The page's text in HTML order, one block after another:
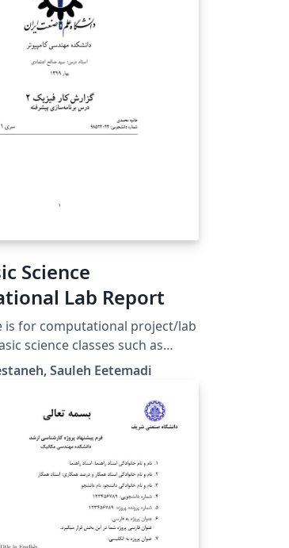
Science
Lab Report
is for computational project/lab
science classes such as
and Differential Equations.
Sauleh Eetemadi